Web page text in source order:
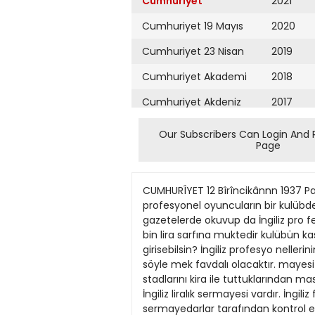
Cumhuriyet 19 Mayıs
Cumhuriyet 23 Nisan
Cumhuriyet Akademi
Cumhuriyet Akdeniz
Cumhuriyet Alışveriş
Cumhuriyet Ankara
Cumhuriyet Büyük
Taaruz
Cumhuriyet
Cumartesi
Cumhuriyet Çevre
2020
2019
2018
2017
2016
2015
2013
2012
2011
2010
2009
Our Subscribers Can Login And
Page
CUMHURÎYET 12 Bîrîncikânnn 1937 Paito hırsıa | Yeni açılan bir nefis Ingiliz profesyonelliği Yazan: NÜZHET ABBAS îngiltere futbolunda profesyonel oyuncuların bir kulübden öbür kulübe nakli için altmış beş bin Türk lirası gibi kocaman rakamların el değistirdiğini gazetelerde okuvup da İngiliz pro fesvonelli&inin malî cenhesini merak etmemek kabil değildir. Bir ovuncu almak için bir kalemde 60 70 bin lira sarfına muktedir kulübün kasasında acaba kaç yüz bin, yahut kaç milvon lira olmalıdır ki bövle mııa7zam fedakâr lıklara girisebilsin? İngiliz profesyo nellerinin malî durumları hakkında malumat vermeden evvel sevirciler ve kapı hasilatı hakkında birkaç söz söyle mek favdalı olacaktır. mayesi yüksek olduğu gibi kira vermediği için kazancı da fazladır. Chelsea ve Astan Villa gibi kulübler ise stadlarını kira ile tuttuklarından masrafları fazla. kazancları azdır. Chelsea'nm 1700 İngiliz liralık mev cudüne mukabil Arsenal'in 137,000 İngiliz liralık sermayesi vardır. İngiliz futbol kulübleri şirket halin dedirler. Sermaveleri hisse senedlerine bağlıdır. Bazı kulübler birçok sermayedarlar tarafından kontrol edildiei gibi hisse senedleri üc. bes kisi arasmda taksim olunmus kulübler de vardır. Meselâ Charlton'un yüzde seksen sekiz his sesi iki kisinin elindedir. Hissedarlara vüzde vedi bucuktan fazla temettü dağıtılamaz. Fazla para kalırsa bu sermaveve ilâve olunur. Bunun icin de Manchester Citv'nin (72) bin. Arsenal'in de (60) bin İngiliz liralık kullanamadıklan birikmis paraları vardır. Bugünkü maçlar Güneş Topkapı, Fener Eyüb, GalatasarayBeykoz Beşiktaş Süieymaniye ile karşılaşacak Yirmi gün müddetle hapse mahkum oldu Hüsnü isminde biri, geçen gün, müdürü görmek bahanesile Pertevniyal lisesine gitmiş ve orada, vestiyere asılı duran iki kalın tiftik paltoyu gözüne kestirerek üstüste giymiştir. Hüsnü, bu açıkgözlülüğir nün çakılmıyacağmı sanarak, kollarını sallıya sallıya mektebden çıkarken bu şekilsiz şişmanlığı, gözden kaçırmıyan ka pıcı, kendisini çevirmiştir. Üzerinde, talebeden Raci ve Adnana aid oldukları anlasılan iki palto, sahiblerine iade edilmiş ve palto hırsızı Hüsnü, hakkında yapılan zabıt varakasile adliyeye verilmiştir. eserler meşheri Dekoratör Salâhaddin Refiğin biblo sergisi büyük takdir ve rağbetle karşılandı îngilterede büvük maclar 110,000 sevircivi kolavhkla toolıvabilmektedlr Bundan daha fazla sevirci toülamak imkânları da mevcud olduğundan 150 000 kişi istiab edecek stadlar yapılmasına karar verilmMir. Profesyonel futbolun bu bakımdan îngilterede gün günden İste İngiliz profesyonel futbolunun parlamakta olduğuna asla şüphe yok malî cephesini yukarıda şöylece izah tur. etmiş oluvoruz. Hasılatm